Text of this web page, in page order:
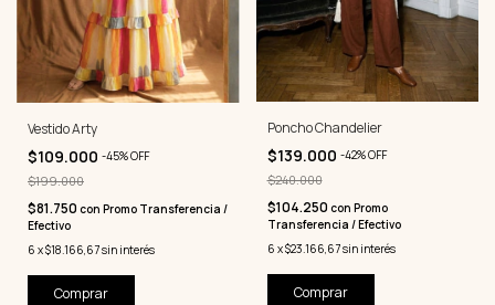
Vestido Arty
$109.000 -45%OFF
$199.000
$81.750 con Promo Transferencia /
Efectivo
6 x$18.166,67sin interés
Comprar
Poncho Chandelier
$139.000 -42%OFF
$240.000
$104.250 con Promo
Transferencia / Efectivo
6 x$23.166,67sin interés